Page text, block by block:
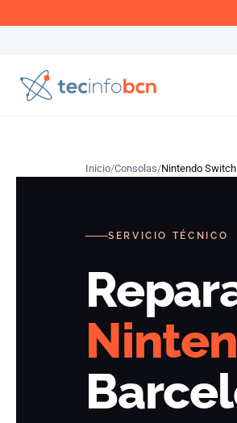
Inicio Consolas Nintendo Switch
SERVICIO TÉCNICO